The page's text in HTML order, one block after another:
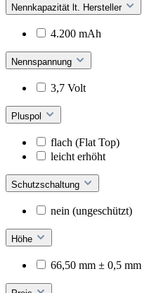
Nennkapazität lt. Hersteller
4.200 mAh
Nennspannung
3,7 Volt
Pluspol
flach (Flat Top)
leicht erhöht
Schutzschaltung
nein (ungeschützt)
Höhe
66,50 mm ± 0,5 mm